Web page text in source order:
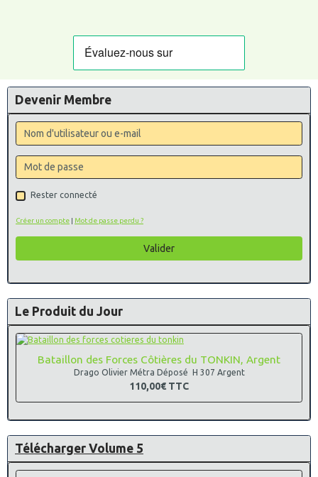
Devenir Membre
Rester connecté
Créer un compte | Mot de passe perdu ?
Valider
Le Produit du Jour
Bataillon des Forces Côtières du TONKIN, Argent
Drago Olivier Métra Déposé H 307 Argent
110,00€ TTC
Télécharger Volume 5